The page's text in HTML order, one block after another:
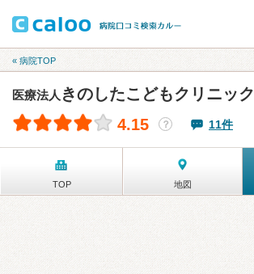
« 病院TOP
医療法人 きのしたこどもクリニック
4.15 ？ 11件
TOP 地図